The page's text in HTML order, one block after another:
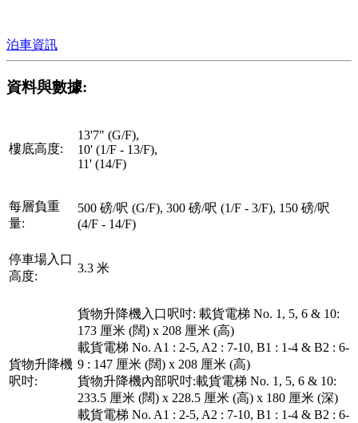
泊車資訊
資料與數據:
樓底高度:
13'7" (G/F),
10' (1/F - 13/F),
11' (14/F)
每層負重
量:
500 磅/呎 (G/F), 300 磅/呎 (1/F - 3/F), 150 磅/呎
(4/F - 14/F)
停車場入口
高度:
3.3 米
貨物升降機
呎吋:
貨物升降機入口呎吋: 載貨電梯 No. 1, 5, 6 & 10:
173 厘米 (闊) x 208 厘米 (高)
載貨電梯 No. A1 : 2-5, A2 : 7-10, B1 : 1-4 & B2 : 6-
9 : 147 厘米 (闊) x 208 厘米 (高)
貨物升降機內部呎吋:載貨電梯 No. 1, 5, 6 & 10:
233.5 厘米 (闊) x 228.5 厘米 (高) x 180 厘米 (深)
載貨電梯 No. A1 : 2-5, A2 : 7-10, B1 : 1-4 & B2 : 6-